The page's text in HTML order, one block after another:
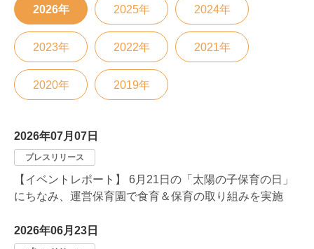
2026年 2025年 2024年
2023年 2022年 2021年
2020年 2019年
2026年07月07日
プレスリリース
【イベントレポート】 6月21日の「太陽の子保育の日」
にちなみ、運営保育園で食育＆保育の取り組みを実施
2026年06月23日